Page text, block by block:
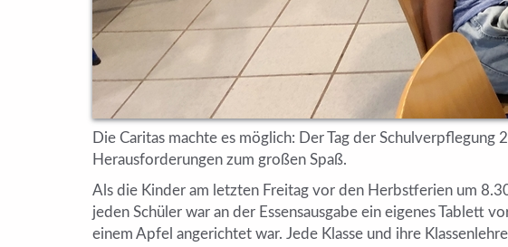
Die Caritas machte es möglich: Der Tag der
Herausforderungen zum großen Spaß.
Als die Kinder am letzten Freitag vor den Herbstferien um
jeden Schüler war an der Essensausgabe ein eigenes Tablett
einem Apfel angerichtet war. Jede Klasse und ihre